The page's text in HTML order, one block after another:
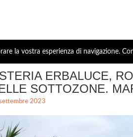
la vostra esperienza di navigazione.
ERBALUCE,
SOTTOZONE.
2023